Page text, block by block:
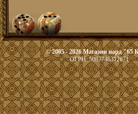
© 2005 - 2026 Магазин нард "65
ОГРН: 5087746312671